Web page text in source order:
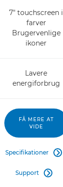
7" touchscreen i
farver
Brugervenlige
ikoner
Lavere
energiforbrug
FÅ MERE AT
VIDE
Specifikationer 
Support 